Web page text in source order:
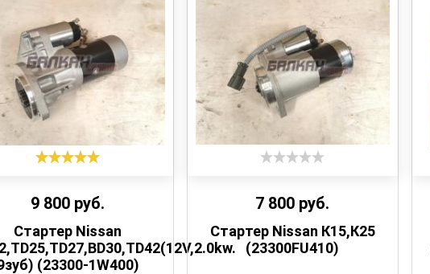
9 800 руб.
Стартер Nissan
(23300-1W400)
7 800 руб.
Стартер Nissan К15,К25
(23300FU410)